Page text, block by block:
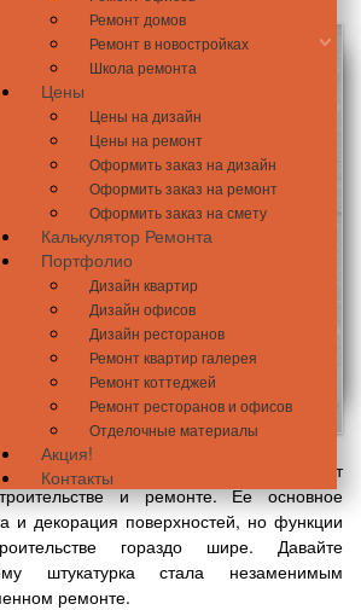
Ремонт домов
Ремонт в новостройках
Школа ремонта
Цены
Цены на дизайн
Цены на ремонт
Оформить заказ на дизайн
Оформить заказ на ремонт
Оформить заказ на смету
Калькулятор Ремонта
Портфолио
Дизайн квартир
Дизайн офисов
Дизайн ресторанов
Ремонт квартир галерея
Ремонт коттеджей
Ремонт ресторанов и офисов
Отделочные материалы
Акция!
Контакты материал, который играет
и ремонте. Ее основное
и декорация поверхностей, но функции
гораздо шире. Давайте
штукатурка стала незаменимым
ремонте.